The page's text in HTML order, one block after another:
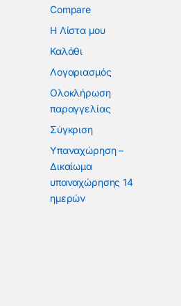
Compare
Η Λίστα μου
Καλάθι
Λογαριασμός
Ολοκλήρωση
παραγγελίας
Σύγκριση
Υπαναχώρηση –
Δικαίωμα
υπαναχώρησης 14
ημερών